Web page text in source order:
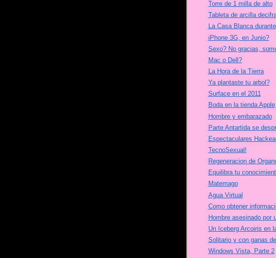
Torre de 1 milla de alto
Tableta de arcilla
La Casa Blanca
iPhone 3G, en Junio?
Sexo? No gracias,
Mac o Dell?
La Hora de la Tierra
Ya plantaste tu arbol?
Surface en el 2011
Boda en la tienda Apple
Hombre y embarazado
Parte Antartida se
Espectaculares
TecnoSexual!
Regeneracion de
Equilibra tu
Matemago
Agua Virtual
Como obtener
Hombre asesinado por
Un Iceberg Arcoiris en
Solitario y con ganas
Windows Vista, Parte 2